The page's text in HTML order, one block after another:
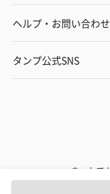
ヘルプ・お問い合わせ
タンプ公式SNS
ネットで